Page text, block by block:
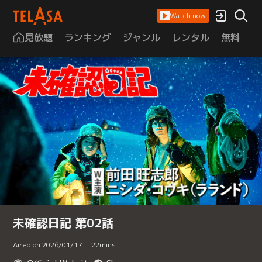
Watch now
見放題 ランキング ジャンル レンタル 無料
未確認日記 第02話
Aired on 2026/01/17 22mins